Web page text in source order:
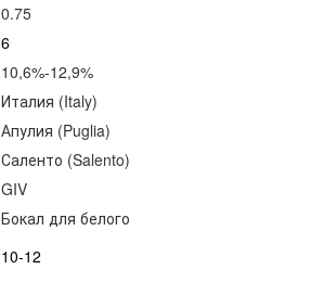
0.75
6
10,6%-12,9%
Италия (Italy)
Апулия (Puglia)
Саленто (Salento)
GIV
Бокал для белого
10-12